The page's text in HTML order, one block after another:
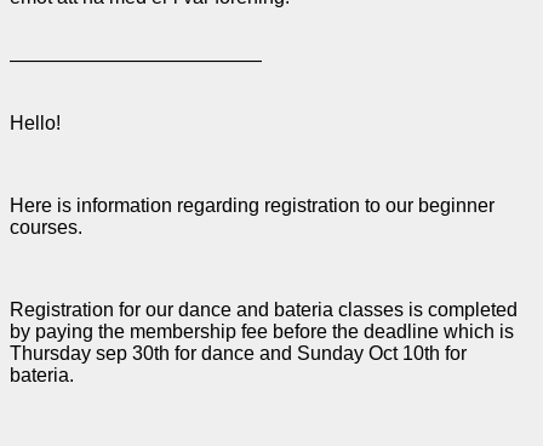
—————————————
Hello!
Here is information regarding registration to our beginner
courses.
Registration for our dance and bateria classes is completed
by paying the membership fee before the deadline which is
Thursday sep 30th for dance and Sunday Oct 10th for
bateria.